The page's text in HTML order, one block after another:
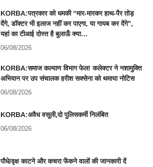
KORBA:पत्रकार को धमकी “मार-मारकर हाथ-पैर तोड़
देंगे, डॉक्टर भी इलाज नहीं कर पाएगा, या गायब कर देंगे”,
यहां का टीआई दोस्त है बुलाऊँ क्या…
06/08/2026
KORBA:समाज कल्याण विभाग फेल! कलेक्टर ने नशामुक्ति
अभियान पर उप संचालक हरीश सक्सेना को थमाया नोटिस
06/08/2026
KORBA:अवैध वसूली,दो पुलिसकर्मी निलंबित
06/08/2026
पौधे/वृक्ष काटने और कचरा फेंकने वालों की जानकारी दें